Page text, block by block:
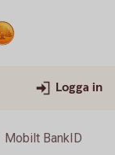
Logga in
Mobilt BankID